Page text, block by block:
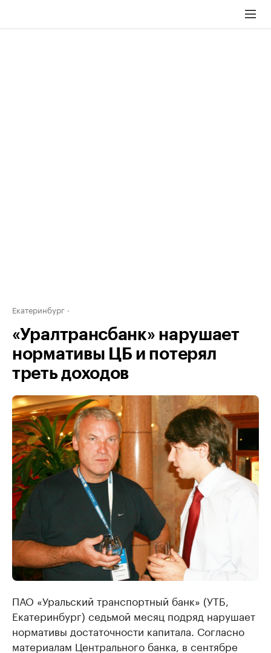
Екатеринбург
«Уралтрансбанк» нарушает
нормативы ЦБ и потерял
треть доходов
ПАО «Уральский транспортный банк» (УТБ,
Екатеринбург) седьмой месяц подряд нарушает
нормативы достаточности капитала. Согласно
материалам Центрального банка, в сентябре